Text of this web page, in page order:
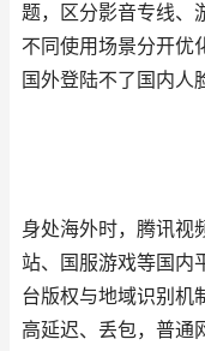
题，区分影音专线、
不同使用场景分开优
国外登陆不了国内人
身处海外时，腾讯视
站、国服游戏等国内
台版权与地域识别机
高延迟、丢包，普通